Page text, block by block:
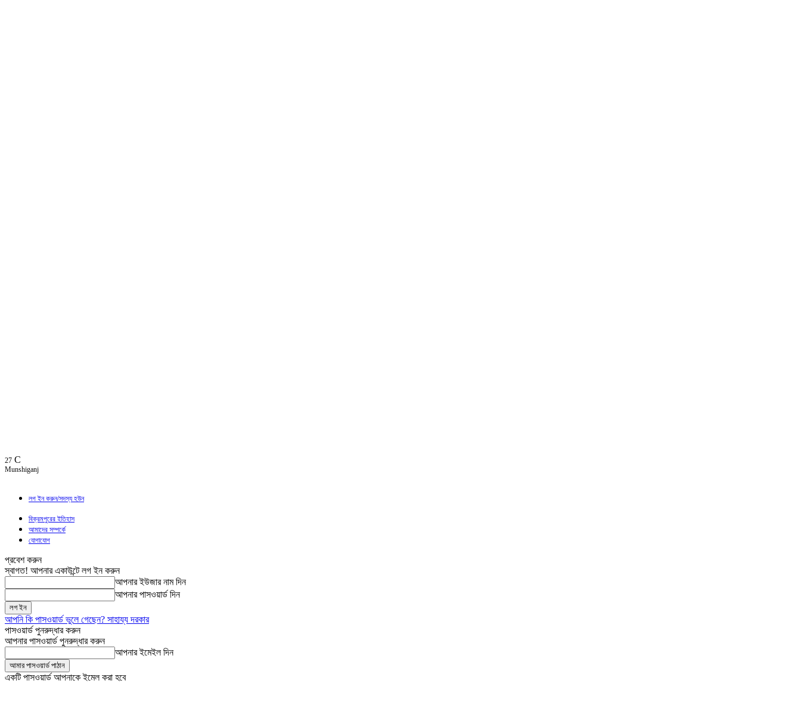
27 C
Munshiganj
লগ ইন করুন/সদস্য হউন
বিক্রমপুরের ইতিহাস
আমাদের সম্পর্কে
যোগাযোগ
প্রবেশ করুন
স্বাগত! আপনার একাউন্টে লগ ইন করুন
আপনার ইউজার নাম দিন
আপনার পাসওয়ার্ড দিন
আপনি কি পাসওয়ার্ড ভুলে গেছেন? সাহায্য দরকার
পাসওয়ার্ড পুনরুদ্ধার করুন
আপনার পাসওয়ার্ড পুনরুদ্ধার করুন
আপনার ইমেইল দিন
একটি পাসওয়ার্ড আপনাকে ইমেল করা হবে